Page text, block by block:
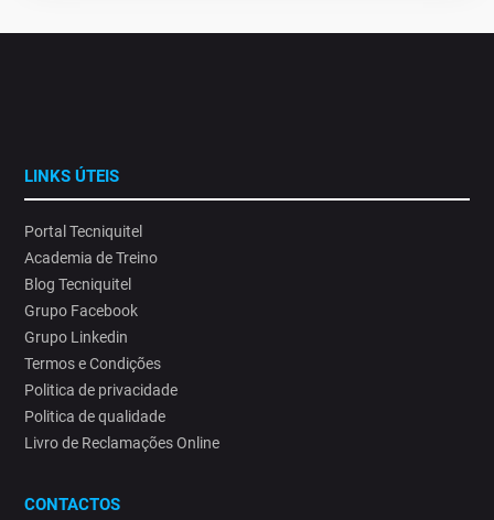
LINKS ÚTEIS
Portal Tecniquitel
Academia de Treino
Blog Tecniquitel
Grupo Facebook
Grupo Linkedin
Termos e Condições
Politica de privacidade
Politica de qualidade
Livro de Reclamações Online
CONTACTOS